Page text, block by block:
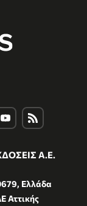
Α.Ε.
Ελλάδα
Αττικής